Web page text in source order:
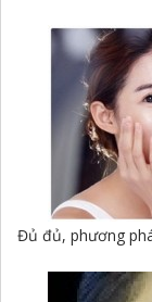
Đủ đủ, phương